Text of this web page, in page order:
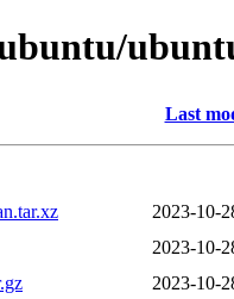
Last
2023-10-
2023-10-
2023-10-